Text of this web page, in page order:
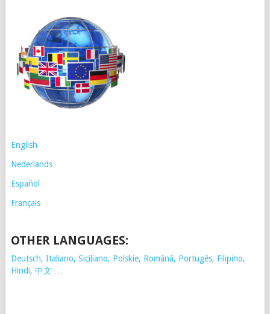
English
Nederlands
Español
Français
OTHER LANGUAGES:
Deutsch, Italiano, Siciliano, Polskie, Românã, Portugês, Filipino,
Hindi, 中文 …